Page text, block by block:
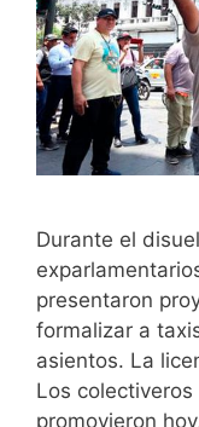
Durante el
presentaron
formalizar a
asientos. La
Los
promovieron